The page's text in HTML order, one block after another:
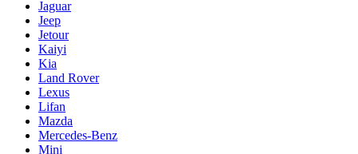
Jaguar
Jeep
Jetour
Kaiyi
Kia
Land Rover
Lexus
Lifan
Mazda
Mercedes-Benz
Mini